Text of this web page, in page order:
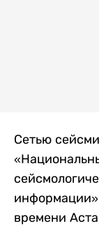
Сетью
времени